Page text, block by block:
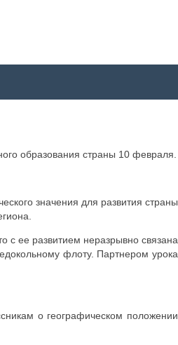
образования страны 10 февраля.
значения для развития страны
с ее развитием неразрывно связана
флоту. Партнером урока
о географическом положении